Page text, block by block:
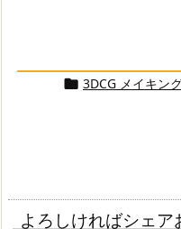
 3DCG メイキン
よろしければシェア